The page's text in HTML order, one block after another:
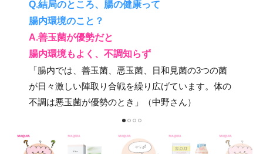
Q.結局のところ、腸の健康って
腸内環境のこと？
A.善玉菌が優勢だと
腸内環境もよく、不調知らず
「腸内では、善玉菌、悪玉菌、日和見菌の3つの菌
が日々激しい陣取り合戦を繰り広げています。体の
不調は悪玉菌が優勢のとき」（中野さん）